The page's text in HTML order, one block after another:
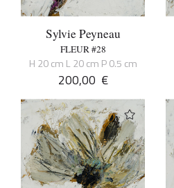
Sylvie Peyneau
FLEUR #28
H 20 cm L 20 cm P 0.5 cm
200,00 €